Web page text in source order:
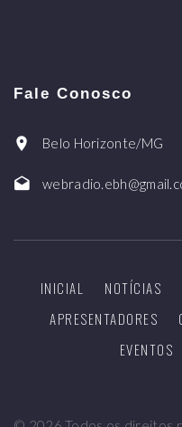
Fale Conosco
Belo Horizonte/MG
INICIAL NOTÍCIAS
APRESENTADORES
EVENTOS